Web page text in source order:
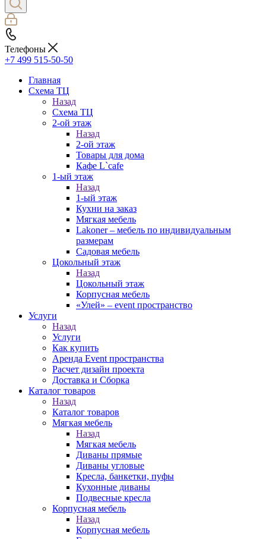
Телефоны
+7 499 515-50-50
Главная
Схема ТЦ
Назад
Схема ТЦ
2-ой этаж
Назад
2-ой этаж
Товары для дома
Кафе L`cafe
1-ый этаж
Назад
1-ый этаж
Кухни на заказ
Мягкая мебель
Lakoner – мебель по индивидуальным
размерам
Садовая мебель
Цокольный этаж
Назад
Цокольный этаж
Корпусная мебель
«Улей» – event пространство
Услуги
Назад
Услуги
Как купить
Аренда Event пространства
Расчет дизайн проекта
Доставка и Сборка
Каталог товаров
Назад
Каталог товаров
Мягкая мебель
Назад
Мягкая мебель
Диваны прямые
Диваны угловые
Кресла, банкетки, пуфы
Кухонные диваны
Подвесные кресла
Корпусная мебель
Назад
Корпусная мебель